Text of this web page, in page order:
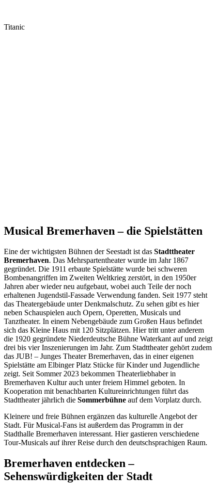
Titanic
Musical Bremerhaven – die Spielstätten
Eine der wichtigsten Bühnen der Seestadt ist das Stadttheater
Bremerhaven. Das Mehrspartentheater wurde im Jahr 1867
gegründet. Die 1911 erbaute Spielstätte wurde bei schweren
Bombenangriffen im Zweiten Weltkrieg zerstört, in den 1950er
Jahren aber wieder neu aufgebaut, wobei auch Teile der noch
erhaltenen Jugendstil-Fassade Verwendung fanden. Seit 1977 steht
das Theatergebäude unter Denkmalschutz. Zu sehen gibt es hier
neben Schauspielen auch Opern, Operetten, Musicals und
Tanztheater. In einem Nebengebäude zum Großen Haus befindet
sich das Kleine Haus mit 120 Sitzplätzen. Hier tritt unter anderem
die 1920 gegründete Niederdeutsche Bühne Waterkant auf und zeigt
drei bis vier Inszenierungen im Jahr. Zum Stadttheater gehört zudem
das JUB! – Junges Theater Bremerhaven, das in einer eigenen
Spielstätte am Elbinger Platz Stücke für Kinder und Jugendliche
zeigt. Seit Sommer 2023 bekommen Theaterliebhaber in
Bremerhaven Kultur auch unter freiem Himmel geboten. In
Kooperation mit benachbarten Kultureinrichtungen führt das
Stadttheater jährlich die Sommerbühne auf dem Vorplatz durch.
Kleinere und freie Bühnen ergänzen das kulturelle Angebot der
Stadt. Für Musical-Fans ist außerdem das Programm in der
Stadthalle Bremerhaven interessant. Hier gastieren verschiedene
Tour-Musicals auf ihrer Reise durch den deutschsprachigen Raum.
Bremerhaven entdecken –
Sehenswürdigkeiten der Stadt